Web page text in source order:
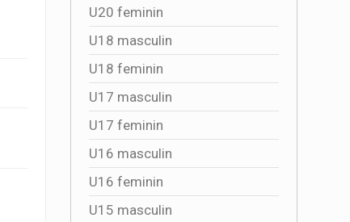
U20 feminin
U18 masculin
U18 feminin
U17 masculin
U17 feminin
U16 masculin
U16 feminin
U15 masculin